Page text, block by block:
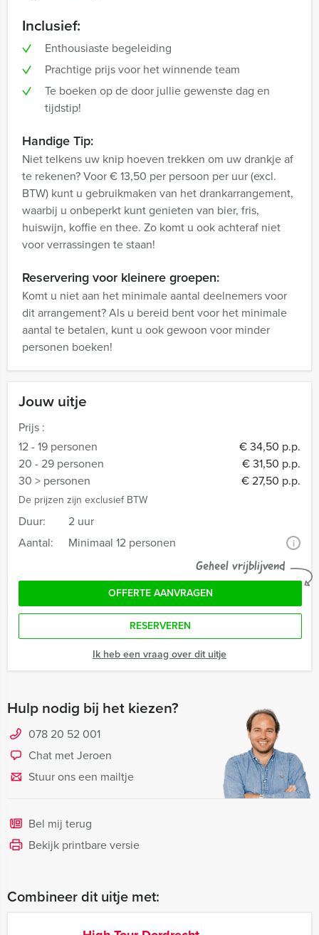
Jouw uitje
Prijs :
12 - 19 personen
€ 34,50 p.p.
20 - 29 personen
€ 31,50 p.p.
30 > personen
€ 27,50 p.p.
De prijzen zijn exclusief BTW
Duur:
2 uur
Aantal:
Minimaal 12 personen i
Geheel vrijblijvend
OFFERTE AANVRAGEN
RESERVEREN
Ik heb een vraag over dit uitje
Hulp nodig bij het kiezen?
078 20 52 001
Chat met Jeroen
Stuur ons een mailtje
Bel mij terug
Bekijk printbare versie
Inclusief:
Enthousiaste begeleiding
Prachtige prijs voor het winnende team
Te boeken op de door jullie gewenste dag en
tijdstip!
Handige Tip:
Niet telkens uw knip hoeven trekken om uw drankje af
te rekenen? Voor € 13,50 per persoon per uur (excl.
BTW) kunt u gebruikmaken van het drankarrangement,
waarbij u onbeperkt kunt genieten van bier, fris,
huiswijn, koffie en thee. Zo komt u ook achteraf niet
voor verrassingen te staan!
Reservering voor kleinere groepen:
Komt u niet aan het minimale aantal deelnemers voor
dit arrangement? Als u bereid bent voor het minimale
aantal te betalen, kunt u ook gewoon voor minder
personen boeken!
Combineer dit uitje met: